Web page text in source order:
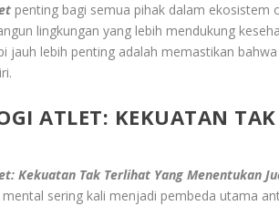
penting bagi semua pihak dalam
lingkungan yang lebih mendukung
jauh lebih penting adalah memastikan
ATLET: KEKUATAN
Kekuatan Tak Terlihat Yang Menentukan
sering kali menjadi pembeda utama